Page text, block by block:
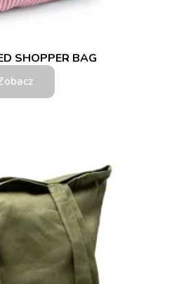
SHOPPER BAG